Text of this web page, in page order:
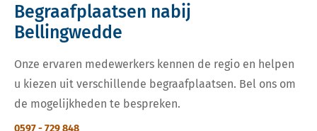
Begraafplaatsen nabij
Bellingwedde
Onze ervaren medewerkers kennen de regio en helpen
u kiezen uit verschillende begraafplaatsen. Bel ons om
de mogelijkheden te bespreken.
0597 - 729 848